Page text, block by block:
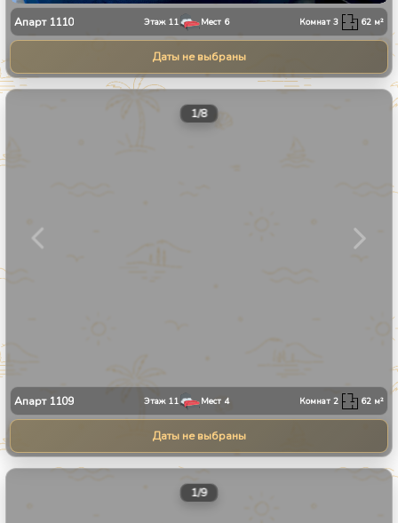
Апарт 1110 Этаж 11 Мест 6 Комнат3 62 м²
Даты не выбраны
1/8
Апарт 1109 Этаж 11 Мест 4 Комнат2 62 м²
Даты не выбраны
1/9